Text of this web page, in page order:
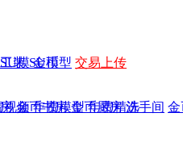
SU模 金币
视频 年费模型 年费精选
装 SU模型 交易上传
金币书房 金币厨房 洗手间 金